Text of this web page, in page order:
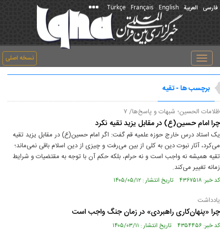
فارسی العربیة English
Français
Türkçe
نسخه اصلی
Toggle
navigation
برچسب ها - تقیه
ظلامات الحسین؛ شبهات و پاسخ‌ها/ ۷
چرا امام حسین(ع) در مقابل یزید تقیه نکرد
یک استاد درس خارج حوزه علمیه قم گفت: اگر امام حسین(ع) در مقابل یزید تقیه
می‌کرد، آثار نبوت دین به کلی از بین می‌رفت و چیزی از دین اسلام باقی نمی‌ماند؛
تقیه همیشه نه واجب است و نه حرام، بلکه حکم آن با توجه به مقتضیات و شرایط
زمانه تغییر می‌کند.
کد خبر: ۴۳۶۷۵۱۸ تاریخ انتشار : ۱۴۰۵/۰۵/۱۲
یادداشت
چرا «پنهان‌کاری راهبردی» در زمان جنگ واجب است
کد خبر: ۴۳۵۴۴۵۶ تاریخ انتشار : ۱۴۰۵/۰۳/۱۱